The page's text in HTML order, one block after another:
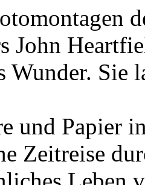
John
Wunder. Sie
und Papier
Zeitreise